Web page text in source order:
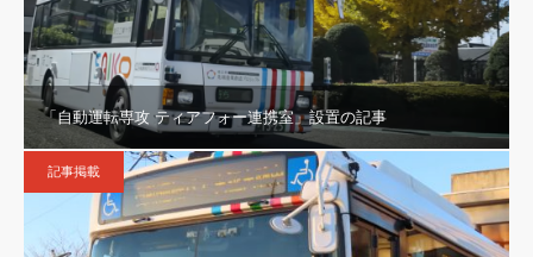
「自動運転専攻 ティアフォー連携室」設置の記事
記事掲載